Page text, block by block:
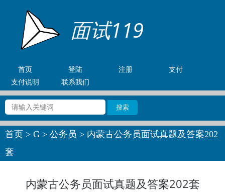
面试119
首页 登陆 注册
支付
支付说明
联系我们
首页 > G > 公务员 > 内蒙古公务员面试真题及答案202
套
内蒙古公务员面试真题及答案202套